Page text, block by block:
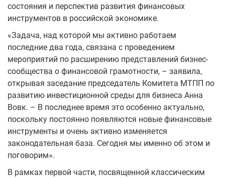
состояния и перспектив развития финансовых
инструментов в российской экономике.
«Задача, над которой мы активно работаем
последние два года, связана с проведением
мероприятий по расширению представлений бизнес-
сообщества о финансовой грамотности, – заявила,
открывая заседание председатель Комитета МТПП по
развитию инвестиционной среды для бизнеса Анна
Вовк. – В последнее время это особенно актуально,
поскольку постоянно появляются новые финансовые
инструменты и очень активно изменяется
законодательная база. Сегодня мы именно об этом и
поговорим».
В рамках первой части, посвященной классическим